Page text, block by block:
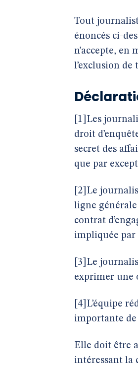
Tout
énoncés ci-
n’accepte, en
l’exclusion
[1]Les
droit
secret des
que par
[2]Le
ligne
contrat
impliquée par
[3]Le
exprimer une
[4]L’équipe
importante de
Elle doit être
intéressant la